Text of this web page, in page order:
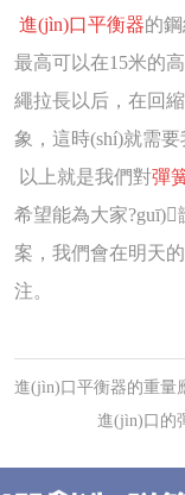
進(jìn)口平衡器的
最高可以在15米的
繩拉長以后，在回
象，這時(shí)就需要
以上就是我們對彈
希望能為大家?guī)
案，我們會在明天的
注。
進(jìn)口平衡器的重量
進(jìn)口的